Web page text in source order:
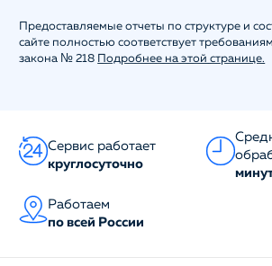
Предоставляемые отчеты по структуре и
сайте полностью соответствует
закона № 218 Подробнее на этой странице.
Сервис работает
круглосуточно
Работаем
по всей России